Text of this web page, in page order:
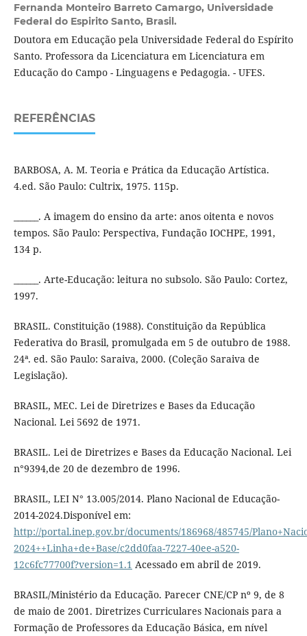
Fernanda Monteiro Barreto Camargo, Universidade
Federal do Espirito Santo, Brasil.
Doutora em Educação pela Universidade Federal do Espírito
Santo. Professora da Licenciatura em Licenciatura em
Educação do Campo - Linguagens e Pedagogia. - UFES.
REFERÊNCIAS
BARBOSA, A. M. Teoria e Prática da Educação Artística.
4.ed. São Paulo: Cultrix, 1975. 115p.
______. A imagem do ensino da arte: anos oitenta e novos
tempos. São Paulo: Perspectiva, Fundação IOCHPE, 1991,
134 p.
______. Arte-Educação: leitura no subsolo. São Paulo: Cortez,
1997.
BRASIL. Constituição (1988). Constituição da República
Federativa do Brasil, promulgada em 5 de outubro de 1988.
24ª. ed. São Paulo: Saraiva, 2000. (Coleção Saraiva de
Legislação).
BRASIL, MEC. Lei de Diretrizes e Bases da Educação
Nacional. Lei 5692 de 1971.
BRASIL. Lei de Diretrizes e Bases da Educação Nacional. Lei
n°9394,de 20 de dezembro de 1996.
BRASIL, LEI N° 13.005/2014. Plano Nacional de Educação-
2014-2024.Disponível em:
http://portal.inep.gov.br/documents/186968/485745/
2024++Linha+de+Base/c2dd0faa-7227-40ee-a520-
12c6fc77700f?version=1.1 Acessado em abril de 2019.
BRASIL/Ministério da Educação. Parecer CNE/CP nº 9, de 8
de maio de 2001. Diretrizes Curriculares Nacionais para a
Formação de Professores da Educação Básica, em nível